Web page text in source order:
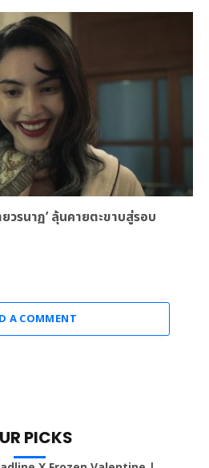
วรนาฏ’ ลุ้นคายตะขาบสู่รอบ
A COMMENT
PICKS